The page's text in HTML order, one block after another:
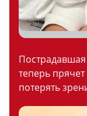
теперь
потерять